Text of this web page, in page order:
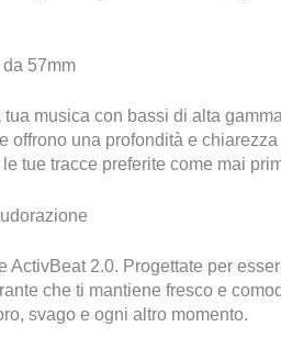
57mm
musica con bassi di alta
offrono una profondità e
tue tracce preferite come mai
ActivBeat 2.0. Progettate per
che ti mantiene fresco e
svago e ogni altro momento.